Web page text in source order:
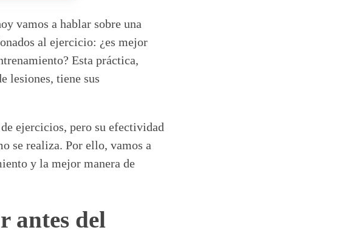
vamos a hablar sobre una
al ejercicio: ¿es mejor
Esta práctica,
lesiones, tiene sus
ejercicios, pero su efectividad
se realiza. Por ello, vamos a
y la mejor manera de
antes del